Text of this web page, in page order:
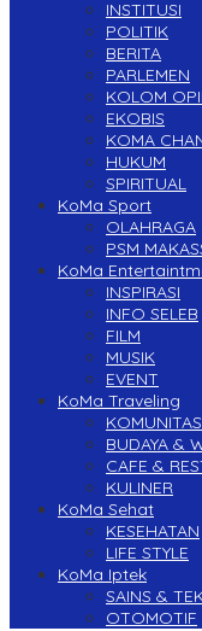
INSTITUSI
POLITIK
BERITA
PARLEMEN
KOLOM
EKOBIS
KOMA
HUKUM
SPIRITUAL
KoMa Sport
OLAHRAGA
PSM
KoMa
INSPIRASI
INFO SELEB
FILM
MUSIK
EVENT
KoMa Traveling
BUDAYA &
CAFE &
KULINER
KoMa Sehat
KESEHATAN
LIFE STYLE
KoMa Iptek
SAINS &
OTOMOTIF